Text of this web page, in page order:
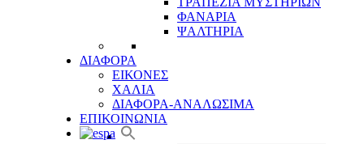
ΦΑΝΑΡΙΑ
ΨΑΛΤΗΡΙΑ
ΔΙΑΦΟΡΑ
ΕΙΚΟΝΕΣ
ΧΑΛΙΑ
ΔΙΑΦΟΡΑ-ΑΝΑΛΩΣΙΜΑ
ΕΠΙΚΟΙΝΩΝΙΑ